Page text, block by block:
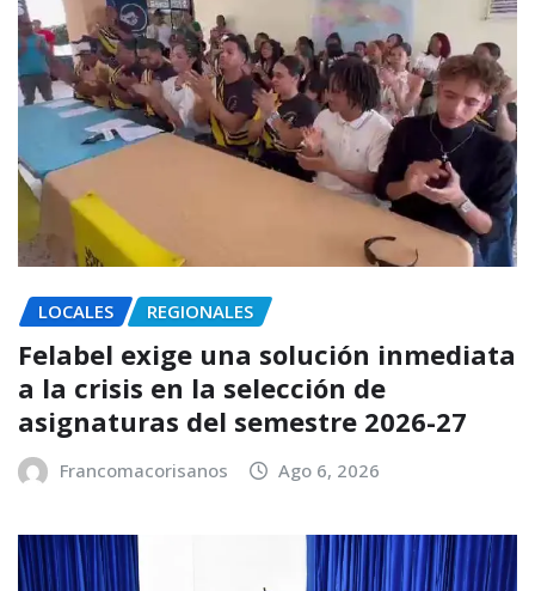
LOCALES REGIONALES
Felabel exige una solución inmediata
a la crisis en la selección de
asignaturas del semestre 2026-27
Francomacorisanos Ago 6, 2026